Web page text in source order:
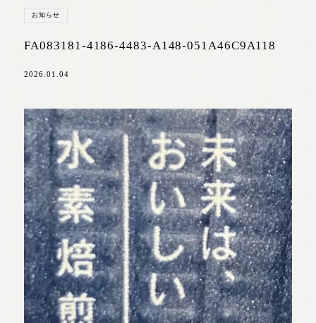
お知らせ
FA083181-4186-4483-A148-051A46C9A118
2026.01.04